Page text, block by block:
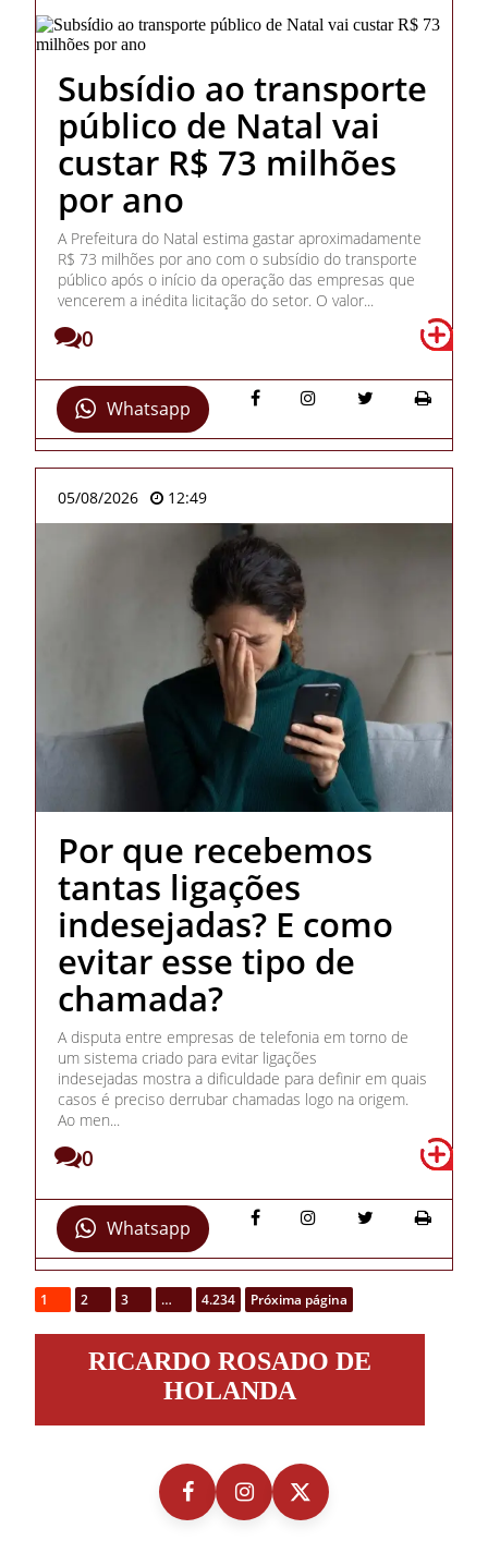
Subsídio ao transporte
público de Natal vai
custar R$ 73 milhões
por ano
A Prefeitura do Natal estima gastar aproximadamente
R$ 73 milhões por ano com o subsídio do transporte
público após o início da operação das empresas que
vencerem a inédita licitação do setor. O valor...
0
Whatsapp
05/08/2026 12:49
Por que recebemos
tantas ligações
indesejadas? E como
evitar esse tipo de
chamada?
A disputa entre empresas de telefonia em torno de
um sistema criado para evitar ligações
indesejadas mostra a dificuldade para definir em quais
casos é preciso derrubar chamadas logo na origem.
Ao men...
0
Whatsapp
1 2 3 … 4.234 Próxima página
RosadoRICARDO ROSADO DE
HOLANDA